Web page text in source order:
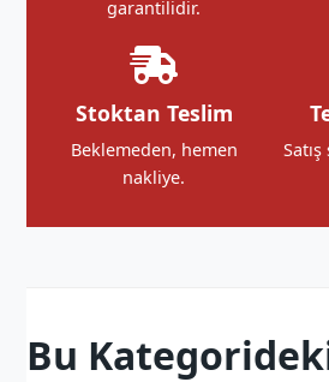
garantilidir.
Stoktan Teslim
Beklemeden, hemen
nakliye.
Bu